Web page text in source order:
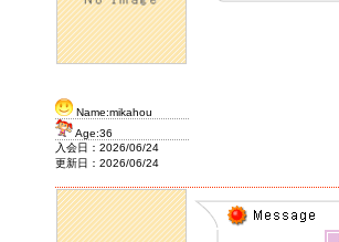
Name:mikahou
Age:36
入会日：2026/06/24
更新日：2026/06/24